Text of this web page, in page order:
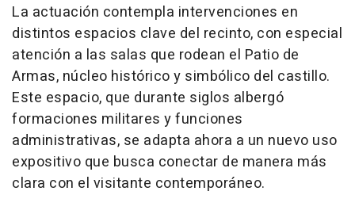
La actuación contempla intervenciones en
distintos espacios clave del recinto, con especial
atención a las salas que rodean el Patio de
Armas, núcleo histórico y simbólico del castillo.
Este espacio, que durante siglos albergó
formaciones militares y funciones
administrativas, se adapta ahora a un nuevo uso
expositivo que busca conectar de manera más
clara con el visitante contemporáneo.